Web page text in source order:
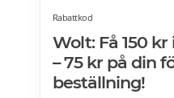
Rabattkod
Wolt: Få 150
– 75 kr på din
beställning!